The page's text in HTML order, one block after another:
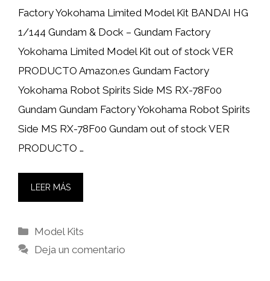
Factory Yokohama Limited Model Kit BANDAI HG
1/144 Gundam & Dock – Gundam Factory
Yokohama Limited Model Kit out of stock VER
PRODUCTO Amazon.es Gundam Factory
Yokohama Robot Spirits Side MS RX-78F00
Gundam Gundam Factory Yokohama Robot Spirits
Side MS RX-78F00 Gundam out of stock VER
PRODUCTO …
LEER MÁS
Categorías
Model Kits
Deja un comentario